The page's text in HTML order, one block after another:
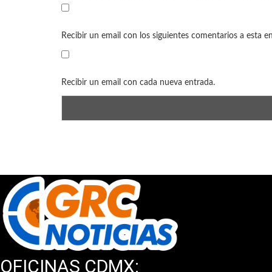
Recibir un email con los siguientes comentarios a esta
Recibir un email con cada nueva entrada.
OFICINAS CDMX: